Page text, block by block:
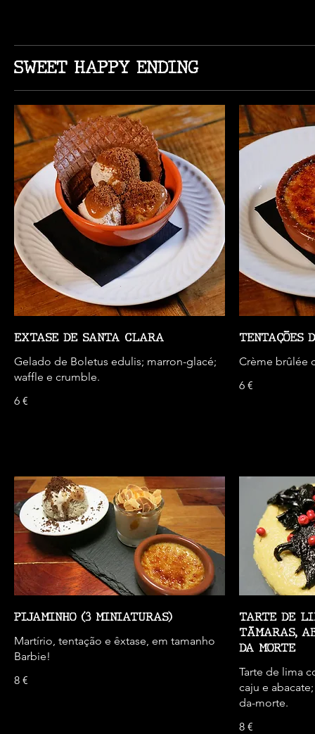
SWEET HAPPY ENDING
EXTASE DE SANTA CLARA
Gelado de Boletus edulis; marron-glacé;
waffle e crumble.
6 €
TENTAÇÕES
Crème brûlée
6 €
PIJAMINHO (3 MINIATURAS)
Martírio, tentação e êxtase, em tamanho
Barbie!
8 €
TARTE DE
TÃMARAS,
DA MORTE
Tarte de lima
caju e
da-morte.
8 €